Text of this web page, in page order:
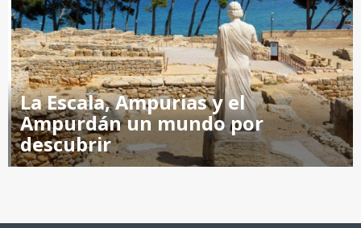
La Escala, Ampurias y el
Ampurdán un mundo por
descubrir